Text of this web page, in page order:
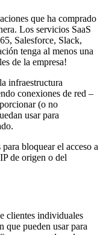
que ha comprado
Los servicios SaaS
Salesforce, Slack,
tenga al menos una
de la empresa!
infraestructura
conexiones de red –
(o no
usar para
bloquear el acceso a
de origen o del
clientes individuales
que pueden usar para